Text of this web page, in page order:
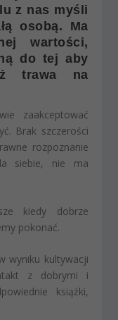
z nas myśli
osobą. Ma
wartości,
do tej aby
trawa na
zaakceptować
Brak szczerości
rozpoznanie
siebie, nie ma
kiedy dobrze
pokonać.
wyniku kultywacji
z dobrymi i
książki,